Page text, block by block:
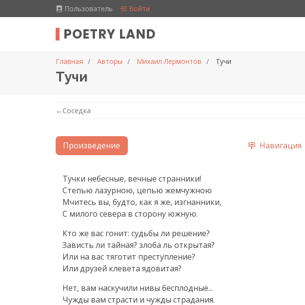
Пользователь Войти
POETRY LAND
Главная Авторы Михаил Лермонтов Тучи
Тучи
← Соседка
Произведение Навигация
Текст произведения
Тучки небесные, вечные странники!
Степью лазурною, цепью жемчужною
Мчитесь вы, будто, как я же, изгнанники,
С милого севера в сторону южную.
Кто же вас гонит: судьбы ли решение?
Зависть ли тайная? злоба ль открытая?
Или на вас тяготит преступление?
Или друзей клевета ядовитая?
Нет, вам наскучили нивы бесплодные...
Чужды вам страсти и чужды страдания.